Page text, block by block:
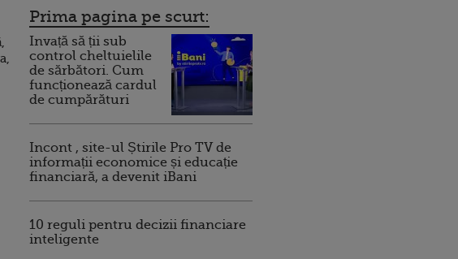
Prima pagina pe scurt:
Invață să ții sub
control cheltuielile
de sărbători. Cum
funcționează cardul
de cumpărături
Incont , site-ul Știrile Pro TV de
informații economice și educație
financiară, a devenit iBani
10 reguli pentru decizii financiare
inteligente